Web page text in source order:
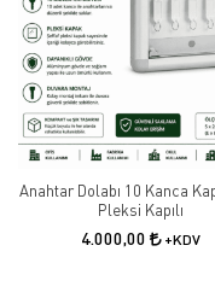
Anahtar Dolabı 10 Kanca
Pleksi Kapılı
4.000,00 +KDV